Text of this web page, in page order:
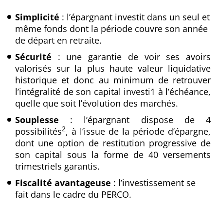
Simplicité : l’épargnant investit dans un seul et
même fonds dont la période couvre son année
de départ en retraite.
Sécurité : une garantie de voir ses avoirs
valorisés sur la plus haute valeur liquidative
historique et donc au minimum de retrouver
l’intégralité de son capital investi1 à l’échéance,
quelle que soit l’évolution des marchés.
Souplesse : l’épargnant dispose de 4
possibilités2, à l’issue de la période d’épargne,
dont une option de restitution progressive de
son capital sous la forme de 40 versements
trimestriels garantis.
Fiscalité avantageuse : l’investissement se
fait dans le cadre du PERCO.